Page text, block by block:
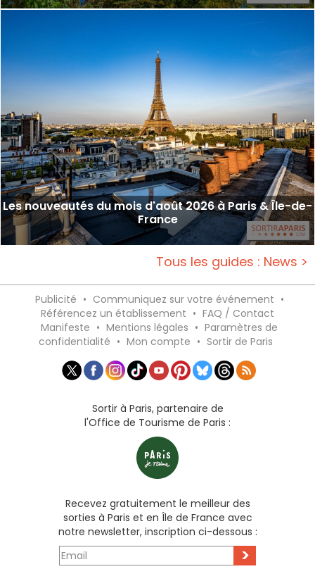
Les nouveautés du mois d'août 2026 à Paris & Île-de-
France
Tous les guides : News >
Publicité • Communiquez sur votre événement •
Référencez un établissement • FAQ / Contact
Manifeste • Mentions légales • Paramètres de
confidentialité • Mon compte • Sortir de Paris
Sortir à Paris, partenaire de
l'Office de Tourisme de Paris :
Recevez gratuitement le meilleur des
sorties à Paris et en Île de France avec
notre newsletter, inscription ci-dessous :
>